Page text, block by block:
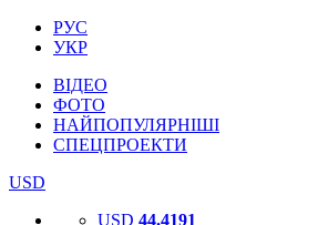
РУС
УКР
ВІДЕО
ФОТО
НАЙПОПУЛЯРНІШІ
СПЕЦПРОЕКТИ
USD
USD 44.4191